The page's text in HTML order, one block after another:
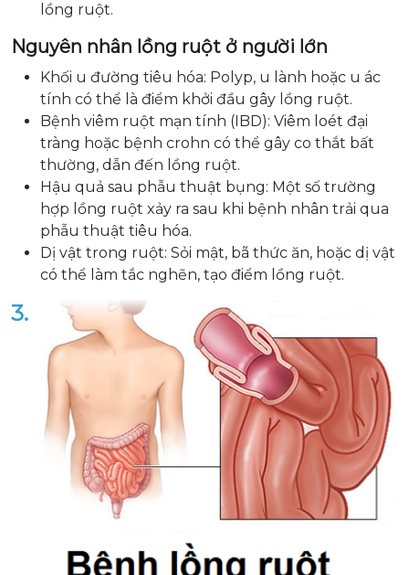
lồng ruột.
Nguyên nhân lồng ruột ở người lớn
Khối u đường tiêu hóa: Polyp, u lành hoặc u ác
tính có thể là điểm khởi đầu gây lồng ruột.
Bệnh viêm ruột mạn tính (IBD): Viêm loét đại
tràng hoặc bệnh crohn có thể gây co thắt bất
thường, dẫn đến lồng ruột.
Hậu quả sau phẫu thuật bụng: Một số trường
hợp lồng ruột xảy ra sau khi bệnh nhân trải qua
phẫu thuật tiêu hóa.
Dị vật trong ruột: Sỏi mật, bã thức ăn, hoặc dị vật
có thể làm tắc nghẽn, tạo điểm lồng ruột.
3.